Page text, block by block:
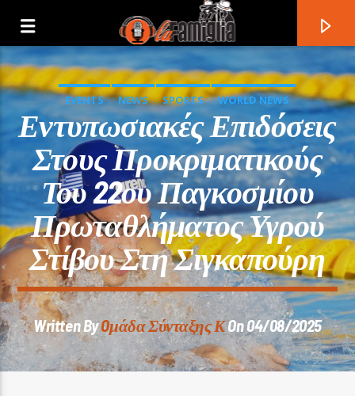
Current Track
Title
Artist
EVENTS NEWS SPORTS WORLD NEWS
Εντυπωσιακές Επιδόσεις
Στους Προκριματικούς
Του 22ου Παγκοσμίου
Πρωταθλήματος Υγρού
Στίβου Στη Σιγκαπούρη
Written ByOμάδα Σύνταξης ΚOn 04/08/2025